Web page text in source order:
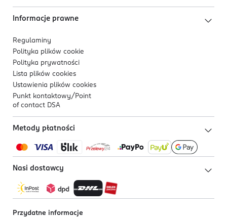
Informacje prawne
Regulaminy
Polityka plików cookie
Polityka prywatności
Lista plików cookies
Ustawienia plików cookies
Punkt kontaktowy/ Point
of contact DSA
Metody płatności
Nasi dostawcy
Przydatne informacje